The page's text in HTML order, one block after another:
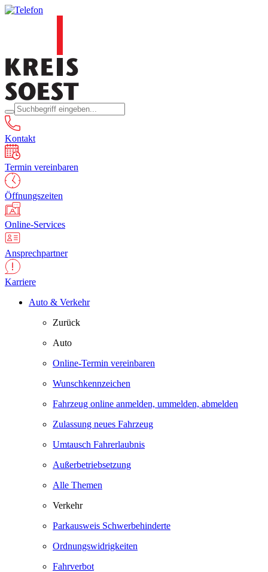
Kontakt
Termin vereinbaren
Öffnungszeiten
Online-Services
Ansprechpartner
Karriere
Auto & Verkehr
Zurück
Auto
Online-Termin vereinbaren
Wunschkennzeichen
Fahrzeug online anmelden, ummelden, abmelden
Zulassung neues Fahrzeug
Umtausch Fahrerlaubnis
Außerbetriebsetzung
Alle Themen
Verkehr
Parkausweis Schwerbehinderte
Ordnungswidrigkeiten
Fahrverbot